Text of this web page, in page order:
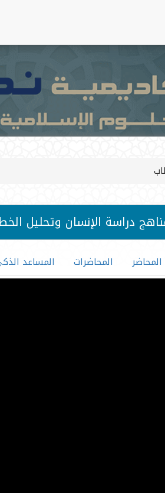
دراسة الإنسان وتحليل
المحاضر المحاضرات المساعد